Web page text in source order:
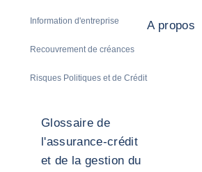
Information d'entreprise
Recouvrement de créances
Risques Politiques et de Crédit
A propos
Glossaire de
l'assurance-crédit
et de la gestion du